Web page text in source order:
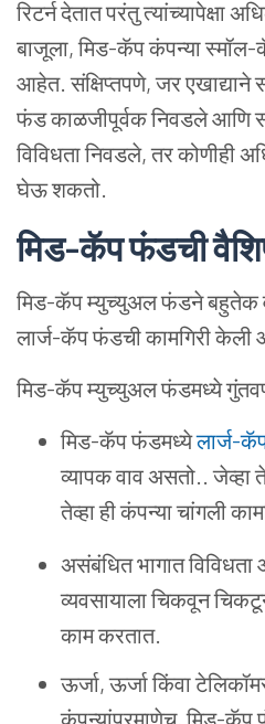
रिटर्न देतात परंतु त्यांच्यापेक्षा
बाजूला, मिड-कॅप कंपन्या स्मॉल-
आहेत. संक्षिप्तपणे, जर एखाद्याने
फंड काळजीपूर्वक निवडले आणि
विविधता निवडले, तर कोणीही
घेऊ शकतो.
मिड-कॅप फंडची
मिड-कॅप म्युच्युअल फंडने बहुतेक
लार्ज-कॅप फंडची कामगिरी केली
मिड-कॅप म्युच्युअल फंडमध्ये
मिड-कॅप फंडमध्येलार्ज-
व्यापक वाव असतो..
तेव्हा ही कंपन्या चांगली
असंबंधित भागात
व्यवसायाला चिकवून
काम करतात.
ऊर्जा, ऊर्जा किंवा
कंपन्यांप्रमाणेच, मिड-कॅप